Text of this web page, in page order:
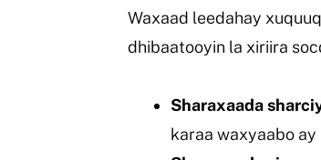
Waxaad leedahay
dhibaatooyin la xiriira
Sharaxaada
karaa waxyaabo ay